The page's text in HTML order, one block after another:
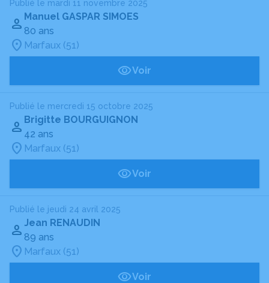
Publié le mardi 11 novembre 2025
Manuel GASPAR SIMOES
80 ans
Marfaux (51)
Voir
Publié le mercredi 15 octobre 2025
Brigitte BOURGUIGNON
42 ans
Marfaux (51)
Voir
Publié le jeudi 24 avril 2025
Jean RENAUDIN
89 ans
Marfaux (51)
Voir